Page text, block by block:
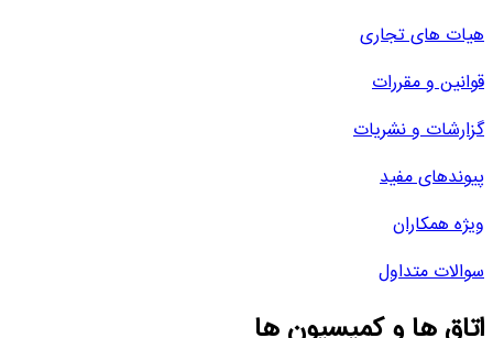
هیات های تجاری
قوانین و مقررات
گزارشات و نشریات
پیوندهای مفید
ویژه همکاران
سوالات متداول